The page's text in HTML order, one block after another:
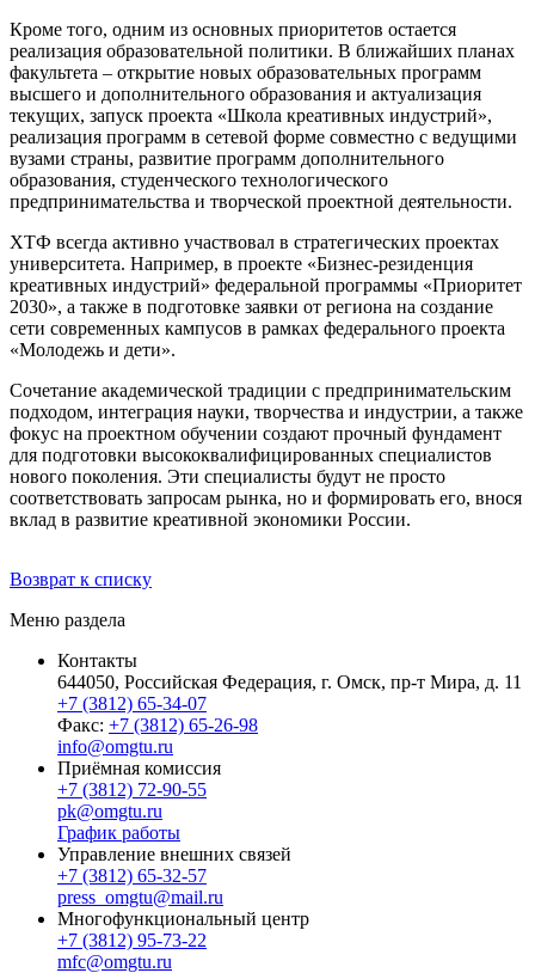
Кроме того, одним из основных приоритетов остается
реализация образовательной политики. В ближайших планах
факультета – открытие новых образовательных программ
высшего и дополнительного образования и актуализация
текущих, запуск проекта «Школа креативных индустрий»,
реализация программ в сетевой форме совместно с ведущими
вузами страны, развитие программ дополнительного
образования, студенческого технологического
предпринимательства и творческой проектной деятельности.
ХТФ всегда активно участвовал в стратегических проектах
университета. Например, в проекте «Бизнес-резиденция
креативных индустрий» федеральной программы «Приоритет
2030», а также в подготовке заявки от региона на создание
сети современных кампусов в рамках федерального проекта
«Молодежь и дети».
Сочетание академической традиции с предпринимательским
подходом, интеграция науки, творчества и индустрии, а также
фокус на проектном обучении создают прочный фундамент
для подготовки высококвалифицированных специалистов
нового поколения. Эти специалисты будут не просто
соответствовать запросам рынка, но и формировать его, внося
вклад в развитие креативной экономики России.
Возврат к списку
Меню раздела
Контакты
644050, Российская Федерация, г. Омск, пр-т Мира, д. 11
+7 (3812) 65-34-07
Факс: +7 (3812) 65-26-98
info@omgtu.ru
Приёмная комиссия
+7 (3812) 72-90-55
pk@omgtu.ru
График работы
Управление внешних связей
+7 (3812) 65-32-57
press_omgtu@mail.ru
Многофункциональный центр
+7 (3812) 95-73-22
mfc@omgtu.ru